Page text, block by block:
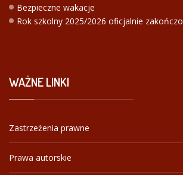
Bezpieczne wakacje
Rok szkolny 2025/2026 oficjalnie
WAŻNELINKI
Zastrzeżenia prawne
Prawa autorskie